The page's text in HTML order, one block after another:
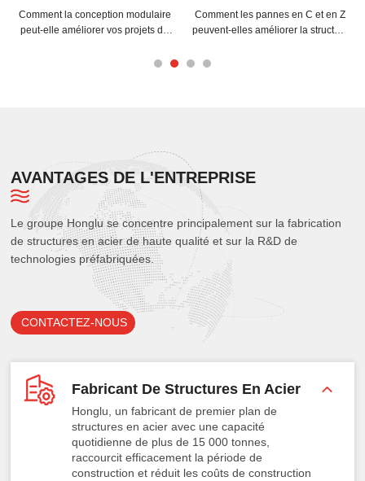
modulaire
projets de
Comment les pannes en C et en Z
peuvent-elles améliorer la structure
Conseils d'installation
en acier C pour une
AVANTAGES DE L'ENTREPRISE
Le groupe Honglu se concentre principalement sur la fabrication
de structures en acier de haute qualité et sur la R&D de
technologies préfabriquées.
CONTACTEZ-NOUS
Fabricant De Structures En Acier
Honglu, un fabricant de premier plan de
structures en acier avec une capacité
quotidienne de plus de 15 000 tonnes,
raccourcit efficacement la période de
construction et réduit les coûts de construction